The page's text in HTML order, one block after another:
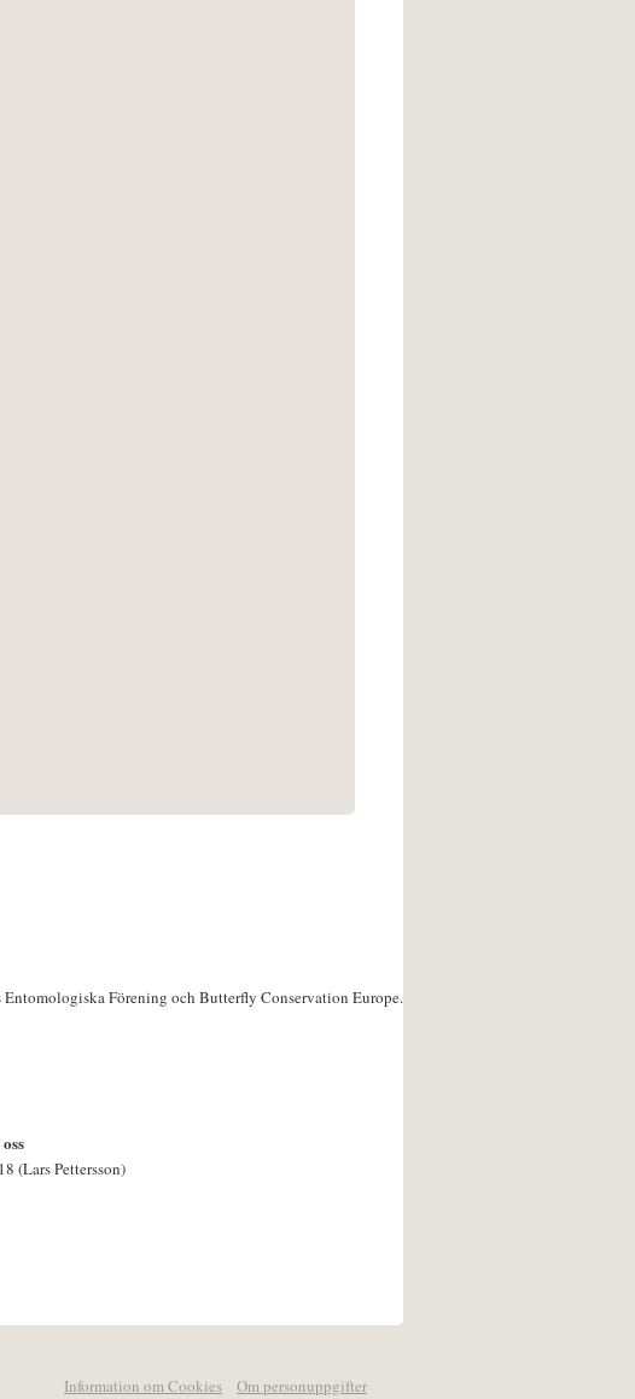
Förening och Butterfly Conservation Europe.
(Lars Pettersson)
Information om Cookies Om personuppgifter